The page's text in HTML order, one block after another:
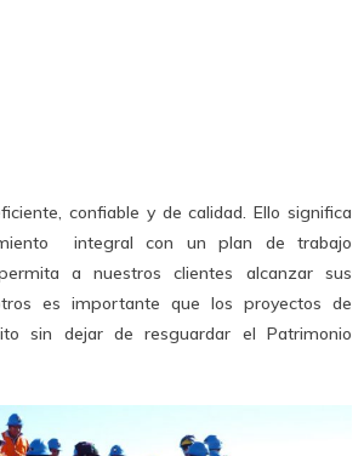
confiable y de calidad. Ello significa
integral con un plan de trabajo
a nuestros clientes alcanzar sus
es importante que los proyectos de
sin dejar de resguardar el Patrimonio